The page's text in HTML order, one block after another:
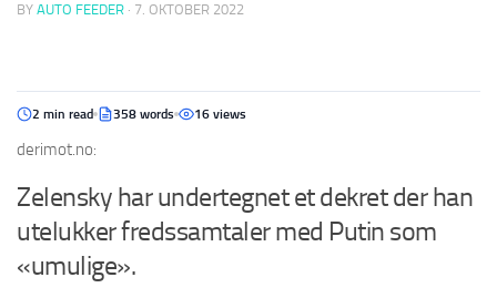
BY AUTO FEEDER · 7. OKTOBER 2022
2 min read 358 words 16 views
derimot.no:
Zelensky har undertegnet et dekret der han
utelukker fredssamtaler med Putin som
«umulige».